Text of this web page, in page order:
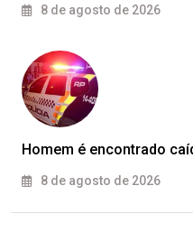
8 de agosto de 2026
Homem é encontrado
8 de agosto de 2026